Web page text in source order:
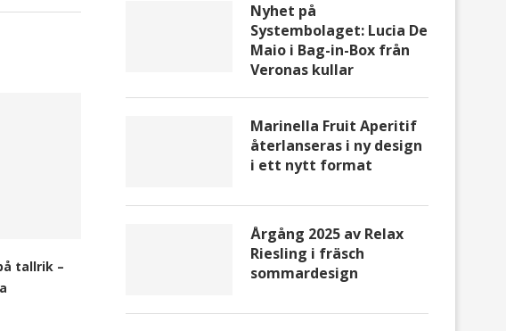
tallrik –
Melon, lufttorkad skinka, getost
The Great Bonza
Nyhet på
Systembolaget: Lucia De
Maio i Bag-in-Box från
Veronas kullar
Marinella Fruit Aperitif
återlanseras i ny design
i ett nytt format
Årgång 2025 av Relax
Riesling i fräsch
sommardesign